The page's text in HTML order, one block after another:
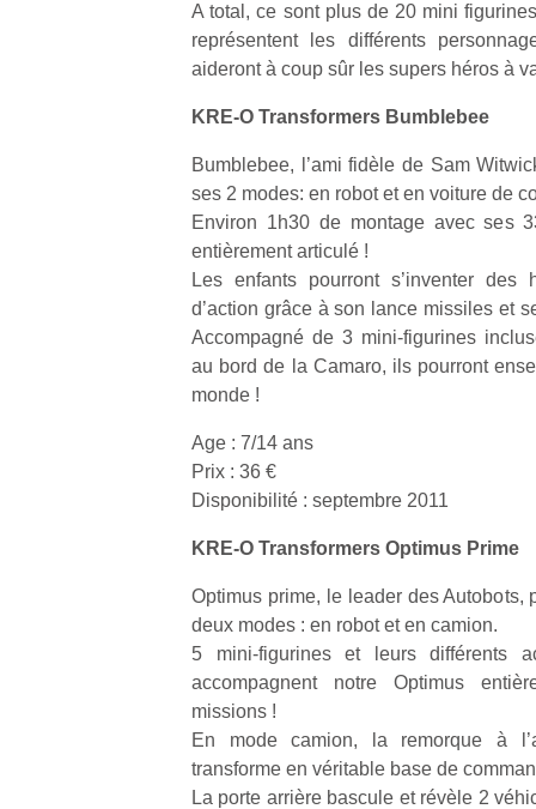
A total, ce sont plus de 20 mini
représentent les différents
aideront à coup sûr les supers héros à
KRE-O Transformers Bumblebee
Bumblebee, l’ami fidèle de Sam
ses 2 modes: en robot et en voiture de
Environ 1h30 de montage avec ses
entièrement articulé !
Les enfants pourront s’inventer
d’action grâce à son lance missiles et
Accompagné de 3 mini-figurines
au bord de la Camaro, ils pourront
monde !
Age : 7/14 ans
Prix : 36 €
Disponibilité : septembre 2011
KRE-O Transformers Optimus Prime
Optimus prime, le leader des Autobots,
deux modes : en robot et en camion.
5 mini-figurines et leurs différents
accompagnent notre Optimus
missions !
En mode camion, la remorque à
transforme en véritable base de
La porte arrière bascule et révèle 2
…
NextGen,
une
mécanique
Les
débordent
d’énergie.
Varier les
occupations
n’est pas
Conjuguer
divertissement,
activité
Des
trampolines
vacances
et avec le
beaux
jours, c’est
l’occasion
rêvée
enfants